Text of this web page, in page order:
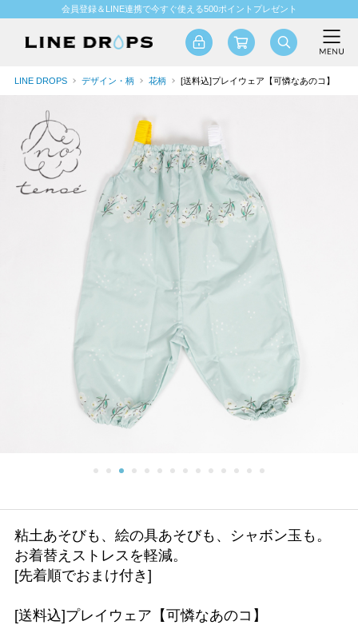
会員登録＆LINE連携で今すぐ使える500ポイントプレゼント
LINE DROPS デザイン・柄 花柄 [送料込]プレイウェア【可憐なあのコ】
粘土あそびも、絵の具あそびも、シャボン玉も。
お着替えストレスを軽減。
[先着順でおまけ付き]
[送料込]プレイウェア【可憐なあのコ】